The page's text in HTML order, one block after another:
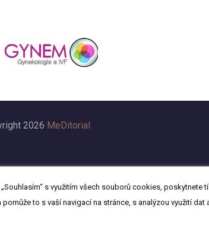
2026 MeDitorial
s využitím všech souborů cookies, poskytnete
pomůže to s vaší navigací na stránce, s analýzou využití dat